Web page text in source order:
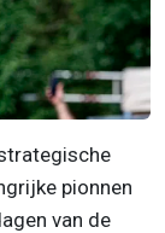
pionnen
van de